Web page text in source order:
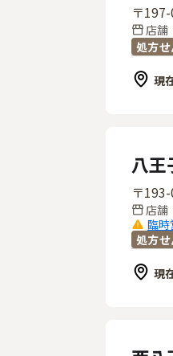
〒
店舗
処方
現
八王
〒
店舗
臨時
処方
現